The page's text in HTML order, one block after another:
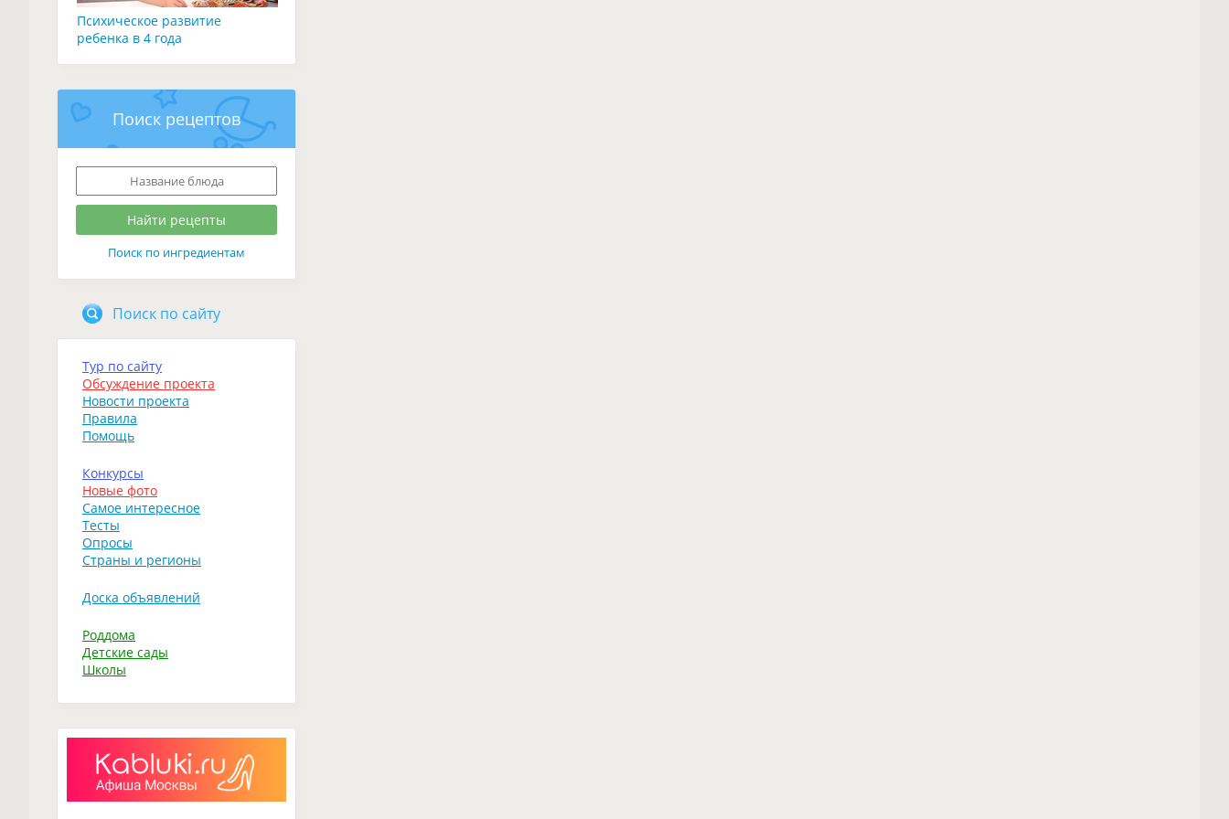
Психическое развитие
ребенка в 4 года
Поиск рецептов
Поиск по ингредиентам
Поиск по сайту
Тур по сайту
Обсуждение проекта
Новости проекта
Правила
Помощь
Конкурсы
Новые фото
Самое интересное
Тесты
Опросы
Страны и регионы
Доска объявлений
Роддома
Детские сады
Школы